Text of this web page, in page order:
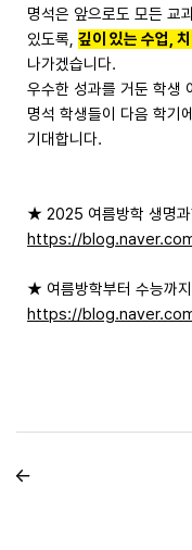
명석은 앞으로도 모든 교
있도록, 깊이 있는 수업,
나가겠습니다.
우수한 성과를 거둔 학생
명석 학생들이 다음 학기
기대합니다.
★ 2025 여름방학 생명과
https://
★ 여름방학부터 수능까
https://